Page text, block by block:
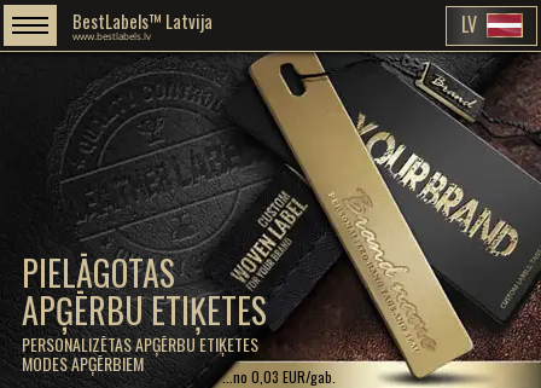
PIELĀGOTAS
APĢĒRBU ETIĶETES
PERSONALIZĒTAS APĢĒRBU ETIĶETES
MODES APĢĒRBIEM
BestLabels™ Latvija
www.bestlabels.lv LV
...no 0,03 EUR/gab.